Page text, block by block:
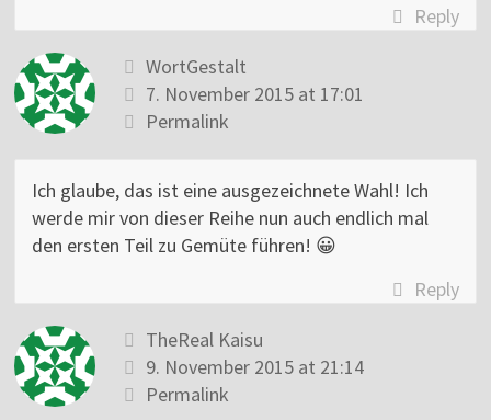
Reply
WortGestalt
7. November 2015 at 17:01
Permalink
Ich glaube, das ist eine ausgezeichnete Wahl! Ich
werde mir von dieser Reihe nun auch endlich mal
den ersten Teil zu Gemüte führen! 😀
Reply
TheReal Kaisu
9. November 2015 at 21:14
Permalink